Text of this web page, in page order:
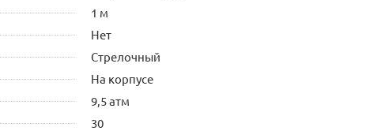
1 м
Нет
Стрелочный
На корпусе
9,5 атм
30